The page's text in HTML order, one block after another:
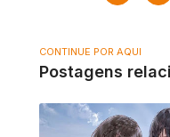
CONTINUE POR AQUI
Postagens